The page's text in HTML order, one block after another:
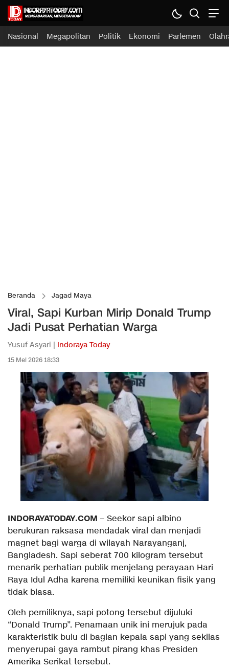
Nasional Megapolitan Politik Ekonomi Parlemen
Beranda Jagad Maya
Viral, Sapi Kurban Mirip Donald Trump
Jadi Pusat Perhatian Warga
Yusuf Asyari | Indoraya Today
15 Mei 2026 18:33
INDORAYATODAY.COM – Seekor sapi albino
berukuran raksasa mendadak viral dan menjadi
magnet bagi warga di wilayah Narayanganj,
Bangladesh. Sapi seberat 700 kilogram tersebut
menarik perhatian publik menjelang perayaan Hari
Raya Idul Adha karena memiliki keunikan fisik yang
tidak biasa.
Oleh pemiliknya, sapi potong tersebut dijuluki
“Donald Trump”. Penamaan unik ini merujuk pada
karakteristik bulu di bagian kepala sapi yang sekilas
menyerupai gaya rambut pirang khas Presiden
Amerika Serikat tersebut.